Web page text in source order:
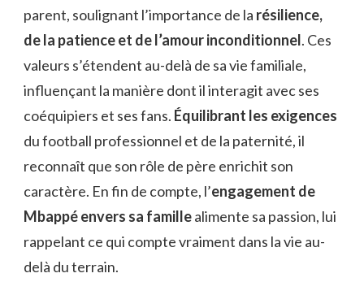
parent, soulignant l’importance de la résilience,
de la patience et de l’amour inconditionnel. Ces
valeurs s’étendent au-delà de sa vie familiale,
influençant la manière dont il interagit avec ses
coéquipiers et ses fans. Équilibrant les exigences
du football professionnel et de la paternité, il
reconnaît que son rôle de père enrichit son
caractère. En fin de compte, l’engagement de
Mbappé envers sa famillealimente sa passion, lui
rappelant ce qui compte vraiment dans la vie au-
delà du terrain.